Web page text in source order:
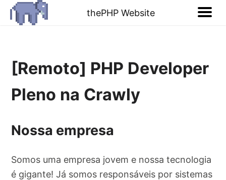
thePHP Website
[Remoto] PHP Developer
Pleno na Crawly
Nossa empresa
Somos uma empresa jovem e nossa tecnologia
é gigante! Já somos responsáveis por sistemas